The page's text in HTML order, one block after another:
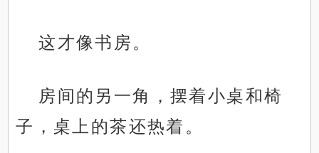
这才像书房。
房间的另一角，摆着小桌和椅
子，桌上的茶还热着。